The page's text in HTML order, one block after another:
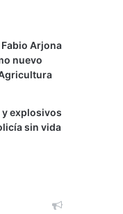
Fabio Arjona
nuevo
explosivos
sin vida